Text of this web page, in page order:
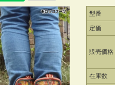
型番
定価
販売価格
在庫数